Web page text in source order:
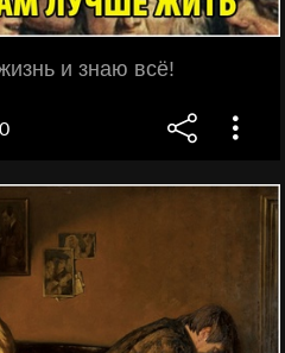
и знаю всё!
0